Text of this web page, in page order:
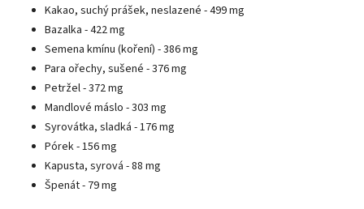
Kakao, suchý prášek, neslazené - 499 mg
Bazalka - 422 mg
Semena kmínu (koření) - 386 mg
Para ořechy, sušené - 376 mg
Petržel - 372 mg
Mandlové máslo - 303 mg
Syrovátka, sladká - 176 mg
Pórek - 156 mg
Kapusta, syrová - 88 mg
Špenát - 79 mg